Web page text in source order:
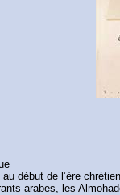
début de l’ère
arabes, les